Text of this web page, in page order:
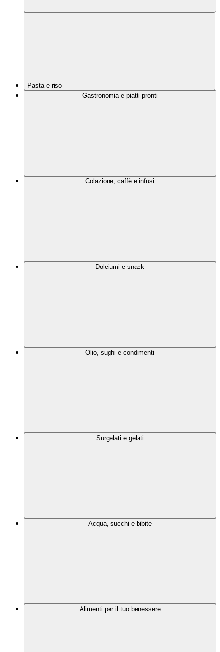
Pasta e riso
Gastronomia e piatti pronti
Colazione, caffè e infusi
Dolciumi e snack
Olio, sughi e condimenti
Surgelati e gelati
Acqua, succhi e bibite
Alimenti per il tuo benessere